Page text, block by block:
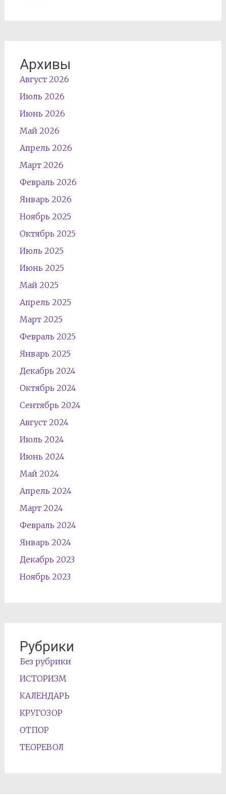
Архивы
Август 2026
Июль 2026
Июнь 2026
Май 2026
Апрель 2026
Март 2026
Февраль 2026
Январь 2026
Ноябрь 2025
Октябрь 2025
Июль 2025
Июнь 2025
Май 2025
Апрель 2025
Март 2025
Февраль 2025
Январь 2025
Декабрь 2024
Октябрь 2024
Сентябрь 2024
Август 2024
Июль 2024
Июнь 2024
Май 2024
Апрель 2024
Март 2024
Февраль 2024
Январь 2024
Декабрь 2023
Ноябрь 2023
Рубрики
Без рубрики
ИСТОРИЗМ
КАЛЕНДАРЬ
КРУГОЗОР
ОТПОР
ТЕОРЕВОЛ